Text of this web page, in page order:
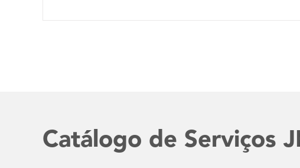
Catálogo de Serviços